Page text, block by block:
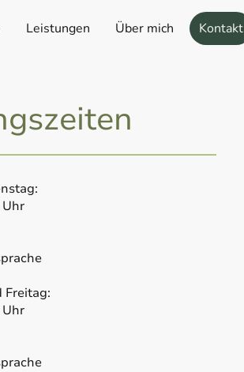
Leistungen Über mich Kontakt
Dienstag:
Freitag: